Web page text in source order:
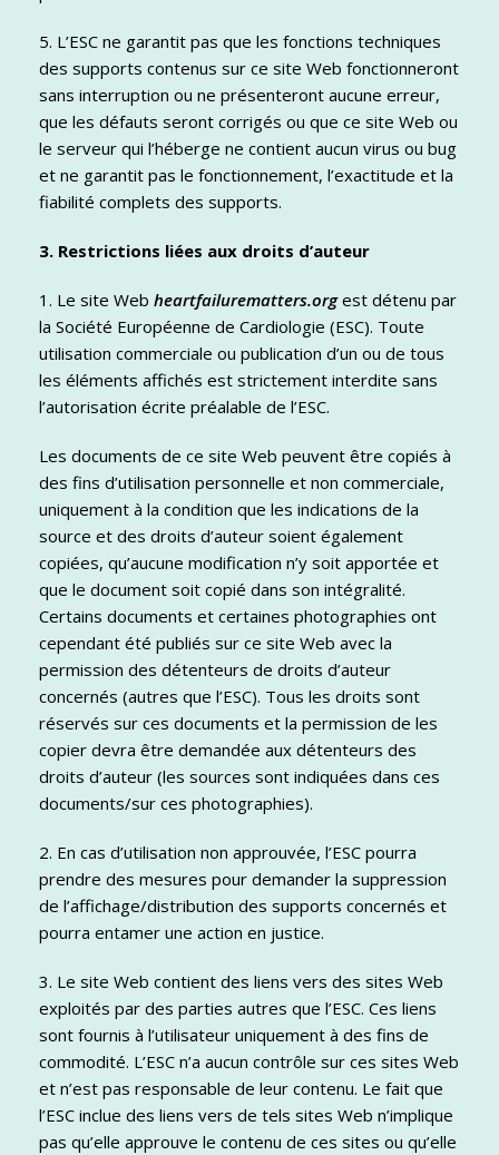
5. L’ESC ne garantit pas que les fonctions techniques
des supports contenus sur ce site Web fonctionneront
sans interruption ou ne présenteront aucune erreur,
que les défauts seront corrigés ou que ce site Web ou
le serveur qui l’héberge ne contient aucun virus ou bug
et ne garantit pas le fonctionnement, l’exactitude et la
fiabilité complets des supports.
3. Restrictions liées aux droits d’auteur
1. Le site Web heartfailurematters.orgest détenu par
la Société Européenne de Cardiologie (ESC). Toute
utilisation commerciale ou publication d’un ou de tous
les éléments affichés est strictement interdite sans
l’autorisation écrite préalable de l’ESC.
Les documents de ce site Web peuvent être copiés à
des fins d’utilisation personnelle et non commerciale,
uniquement à la condition que les indications de la
source et des droits d’auteur soient également
copiées, qu’aucune modification n’y soit apportée et
que le document soit copié dans son intégralité.
Certains documents et certaines photographies ont
cependant été publiés sur ce site Web avec la
permission des détenteurs de droits d’auteur
concernés (autres que l’ESC). Tous les droits sont
réservés sur ces documents et la permission de les
copier devra être demandée aux détenteurs des
droits d’auteur (les sources sont indiquées dans ces
documents/sur ces photographies).
2. En cas d’utilisation non approuvée, l’ESC pourra
prendre des mesures pour demander la suppression
de l’affichage/distribution des supports concernés et
pourra entamer une action en justice.
3. Le site Web contient des liens vers des sites Web
exploités par des parties autres que l’ESC. Ces liens
sont fournis à l’utilisateur uniquement à des fins de
commodité. L’ESC n’a aucun contrôle sur ces sites Web
et n’est pas responsable de leur contenu. Le fait que
l’ESC inclue des liens vers de tels sites Web n’implique
pas qu’elle approuve le contenu de ces sites ou qu’elle